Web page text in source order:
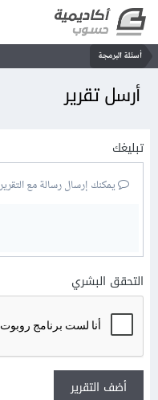
أسئلة البرمجة
أرسل تقرير
تبليغك
يمكنك إرسال رسالة مع
التحقق البشري
أضف التقرير